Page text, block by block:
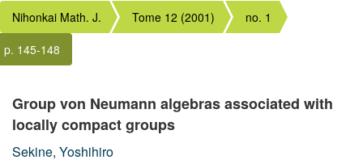
Nihonkai Math. J. Tome 12 (2001)
no. 1
p. 145-148
Group von Neumann algebras associated with
locally compact groups
Sekine, Yoshihiro